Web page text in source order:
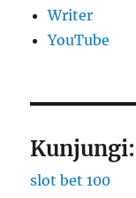
Writer
YouTube
Kunjungi:
slot bet 100